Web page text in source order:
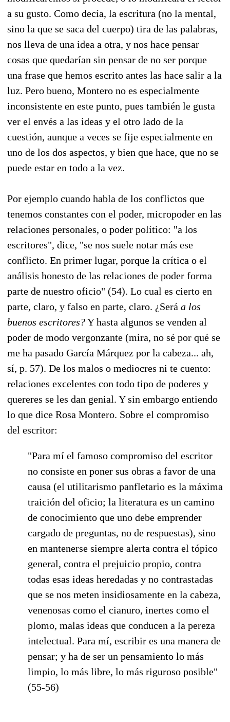
a su gusto. Como decía, la escritura (no la mental,
sino la que se saca del cuerpo) tira de las palabras,
nos lleva de una idea a otra, y nos hace pensar
cosas que quedarían sin pensar de no ser porque
una frase que hemos escrito antes las hace salir a la
luz. Pero bueno, Montero no es especialmente
inconsistente en este punto, pues también le gusta
ver el envés a las ideas y el otro lado de la
cuestión, aunque a veces se fije especialmente en
uno de los dos aspectos, y bien que hace, que no se
puede estar en todo a la vez.
Por ejemplo cuando habla de los conflictos que
tenemos constantes con el poder, micropoder en las
relaciones personales, o poder político: "a los
escritores", dice, "se nos suele notar más ese
conflicto. En primer lugar, porque la crítica o el
análisis honesto de las relaciones de poder forma
parte de nuestro oficio" (54). Lo cual es cierto en
parte, claro, y falso en parte, claro. ¿Será a los
buenos escritores?Y hasta algunos se venden al
poder de modo vergonzante (mira, no sé por qué se
me ha pasado García Márquez por la cabeza... ah,
sí, p. 57). De los malos o mediocres ni te cuento:
relaciones excelentes con todo tipo de poderes y
quereres se les dan genial. Y sin embargo entiendo
lo que dice Rosa Montero. Sobre el compromiso
del escritor:
"Para mí el famoso compromiso del escritor
no consiste en poner sus obras a favor de una
causa (el utilitarismo panfletario es la máxima
traición del oficio; la literatura es un camino
de conocimiento que uno debe emprender
cargado de preguntas, no de respuestas), sino
en mantenerse siempre alerta contra el tópico
general, contra el prejuicio propio, contra
todas esas ideas heredadas y no contrastadas
que se nos meten insidiosamente en la cabeza,
venenosas como el cianuro, inertes como el
plomo, malas ideas que conducen a la pereza
intelectual. Para mí, escribir es una manera de
pensar; y ha de ser un pensamiento lo más
limpio, lo más libre, lo más riguroso posible"
(55-56)